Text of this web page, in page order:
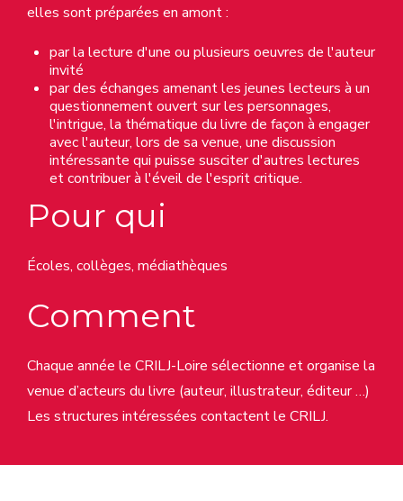
elles sont préparées en amont :
par la lecture d'une ou plusieurs oeuvres de l'auteur
invité
par des échanges amenant les jeunes lecteurs à un
questionnement ouvert sur les personnages,
l'intrigue, la thématique du livre de façon à engager
avec l'auteur, lors de sa venue, une discussion
intéressante qui puisse susciter d'autres lectures
et contribuer à l'éveil de l'esprit critique.
Pour qui
Écoles, collèges, médiathèques
Comment
Chaque année le CRILJ-Loire sélectionne et organise la
venue d’acteurs du livre (auteur, illustrateur, éditeur …)
Les structures intéressées contactent le CRILJ.